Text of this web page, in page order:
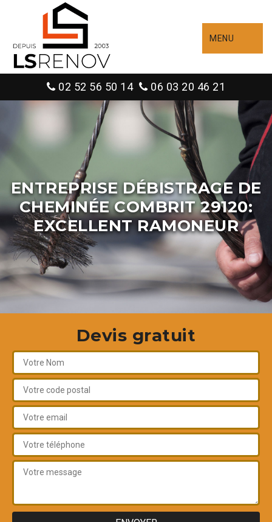
MENU
02 52 56 50 14 06 03 20 46 21
ENTREPRISE DÉBISTRAGE DE
CHEMINÉE COMBRIT 29120:
EXCELLENT RAMONEUR
Devis gratuit